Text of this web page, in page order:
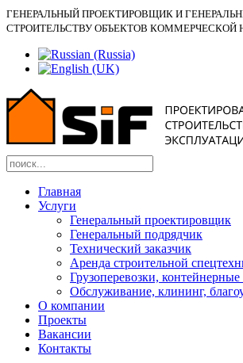
ГЕНЕРАЛЬНЫЙ ПРОЕКТИРОВЩИК И
СТРОИТЕЛЬСТВУ ОБЪЕКТОВ
Главная
Услуги
Генеральный проектировщик
Генеральный подрядчик
Технический заказчик
Аренда строительной
Грузоперевозки, контейнерные
Обслуживание, клининг,
О компании
Проекты
Вакансии
Контакты